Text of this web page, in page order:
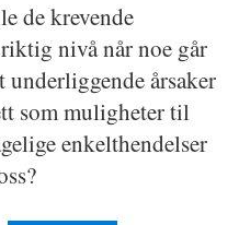
de krevende
nivå når noe går
årsaker
som muligheter til
enkelthendelser